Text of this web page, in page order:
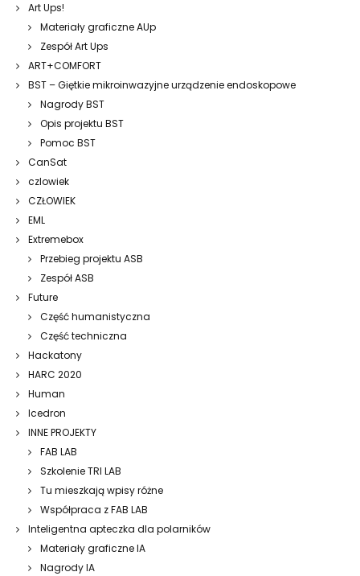
Art Ups!
Materiały graficzne AUp
Zespół Art Ups
ART+COMFORT
BST – Giętkie mikroinwazyjne urządzenie endoskopowe
Nagrody BST
Opis projektu BST
Pomoc BST
CanSat
czlowiek
CZŁOWIEK
EML
Extremebox
Przebieg projektu ASB
Zespół ASB
Future
Część humanistyczna
Część techniczna
Hackatony
HARC 2020
Human
Icedron
INNE PROJEKTY
FAB LAB
Szkolenie TRI LAB
Tu mieszkają wpisy różne
Współpraca z FAB LAB
Inteligentna apteczka dla polarników
Materiały graficzne IA
Nagrody IA